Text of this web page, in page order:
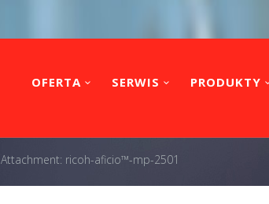
OFERTA SERWIS PRODUKTY
Attachment: ricoh-aficio™-mp-2501